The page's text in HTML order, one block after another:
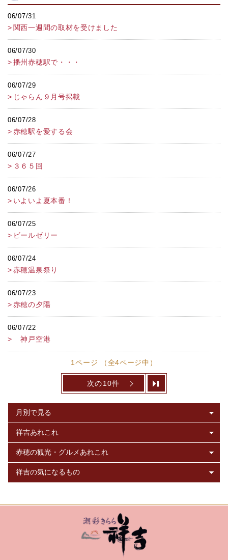
06/07/31
関西一週間の取材を受けました
06/07/30
播州赤穂駅で・・・
06/07/29
じゃらん９月号掲載
06/07/28
赤穂駅を愛する会
06/07/27
３６５回
06/07/26
いよいよ夏本番！
06/07/25
ビールゼリー
06/07/24
赤穂温泉祭り
06/07/23
赤穂の夕陽
06/07/22
神戸空港
1ページ （全4ページ中）
次の10件